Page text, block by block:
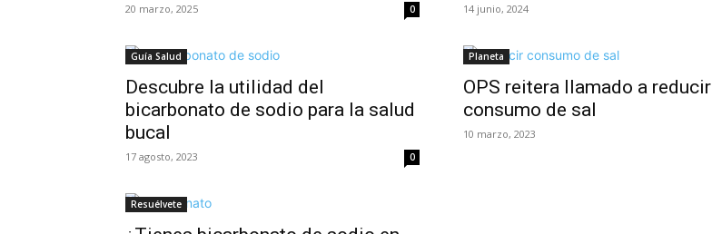
20 marzo, 2025 0 14 junio, 2024
Guía Salud
Descubre la utilidad del
bicarbonato de sodio para la salud
bucal
17 agosto, 2023 0
Planeta
OPS reitera llamado a reducir
consumo de sal
10 marzo, 2023
Resuélvete